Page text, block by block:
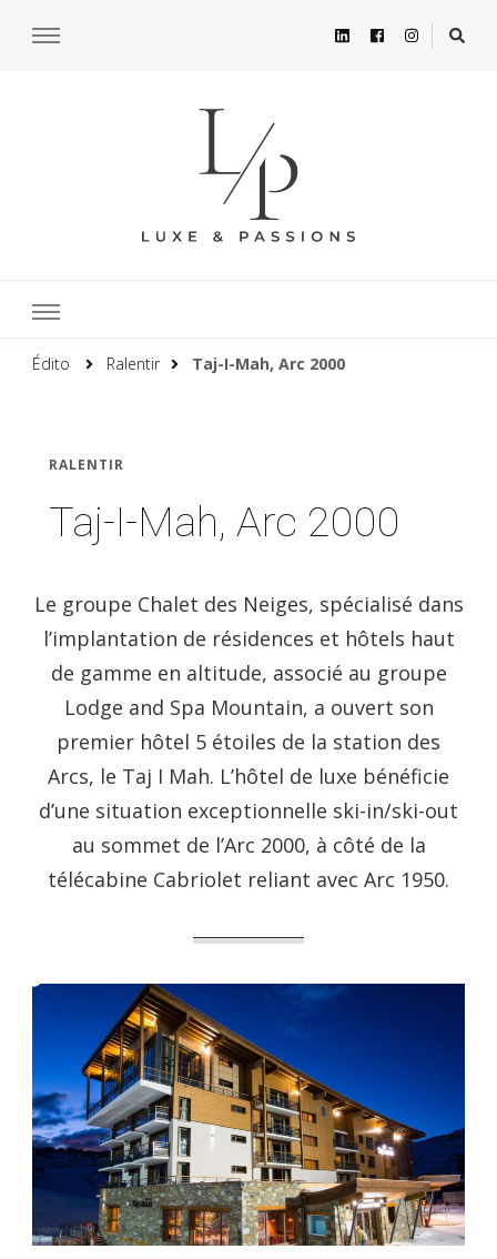
Édito Ralentir Taj-I-Mah, Arc 2000
RALENTIR
Taj-I-Mah, Arc 2000
Le groupe Chalet des Neiges, spécialisé dans
l’implantation de résidences et hôtels haut
de gamme en altitude, associé au groupe
Lodge and Spa Mountain, a ouvert son
premier hôtel 5 étoiles de la station des
Arcs, le Taj I Mah. L’hôtel de luxe bénéficie
d’une situation exceptionnelle ski-in/ski-out
au sommet de l’Arc 2000, à côté de la
télécabine Cabriolet reliant avec Arc 1950.